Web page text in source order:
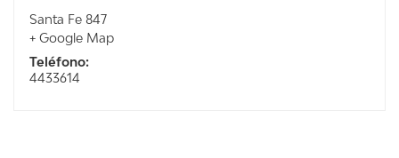
Santa Fe 847
+ Google Map
Teléfono:
4433614